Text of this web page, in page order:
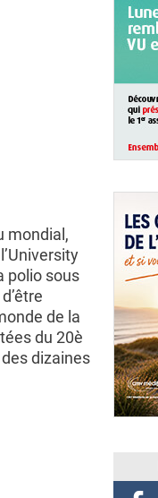
mondial,
polio sous
de la
du 20è
dizaines